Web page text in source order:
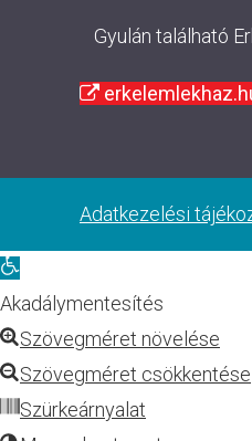
Gyulán található
Adatkezelési
Eszköztár
megnyitása
Akadálymentesítés
Szövegméret növelése
Szövegméret csökkentése
Szürkeárnyalat